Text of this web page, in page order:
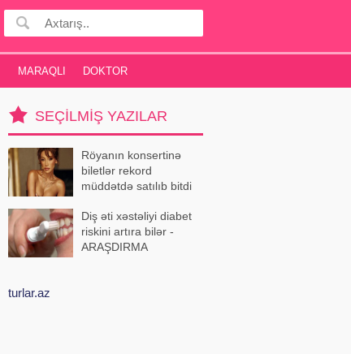
MARAQLI DOKTOR
SEÇILMIŞ YAZILAR
Röyanın konsertinə
biletlər rekord
müddətdə satılıb bitdi
Diş əti xəstəliyi diabet
riskini artıra bilər -
ARAŞDIRMA
turlar.az